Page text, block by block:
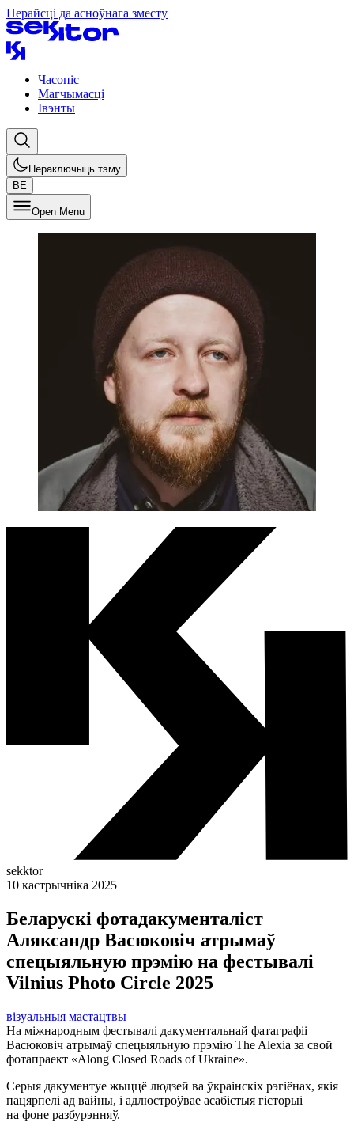
Перайсці да асноўнага зместу
Часопіс
Магчымасці
Івэнты
Пераключыць тэму
BE
Open Menu
sekktor
10 кастрычніка 2025
Беларускі фотадакументаліст
Аляксандр Васюковіч атрымаў
спецыяльную прэмію на фестывалі
Vilnius Photo Circle 2025
візуальныя мастацтвы
На міжнародным фестывалі дакументальнай фатаграфіі
Васюковіч атрымаў спецыяльную прэмію The Alexia за свой
фотапраект «Along Closed Roads of Ukraine».
Серыя дакументуе жыццё людзей ва ўкраінскіх рэгіёнах, якія
пацярпелі ад вайны, і адлюстроўвае асабістыя гісторыі
на фоне разбурэнняў.